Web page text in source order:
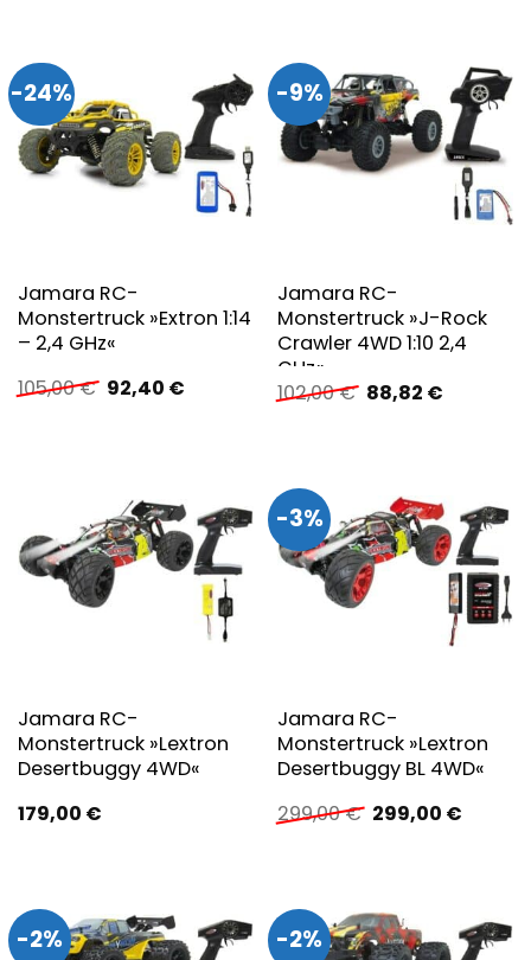
-24%
Jamara RC-
Monstertruck »Extron 1:14
– 2,4 GHz«
105,00€ Ursprünglicher
Preis
92,40 €Aktueller
-9%
Jamara RC-
Monstertruck »J-Rock
Crawler 4WD 1:10 2,4
GHz«
102,00€ Ursprünglicher
Preis
88,82 €Aktueller
Jamara RC-
Monstertruck »Lextron
Desertbuggy 4WD«
179,00 €
-3%
Jamara RC-
Monstertruck »Lextron
Desertbuggy BL 4WD«
299,00€ Ursprünglicher
Preis
299,00 €
-2% -2%